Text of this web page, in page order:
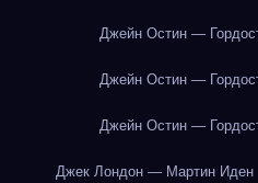
Джейн Остин —
Джейн Остин —
Джейн Остин —
Джек Лондон — Мартин Иден